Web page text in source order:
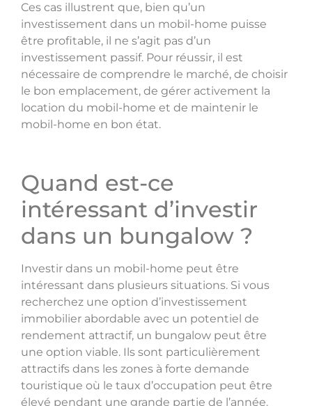
Ces cas illustrent que, bien qu’un
investissement dans un mobil-home puisse
être profitable, il ne s’agit pas d’un
investissement passif. Pour réussir, il est
nécessaire de comprendre le marché, de choisir
le bon emplacement, de gérer activement la
location du mobil-home et de maintenir le
mobil-home en bon état.
Quand est-ce
intéressant d’investir
dans un bungalow ?
Investir dans un mobil-home peut être
intéressant dans plusieurs situations. Si vous
recherchez une option d’investissement
immobilier abordable avec un potentiel de
rendement attractif, un bungalow peut être
une option viable. Ils sont particulièrement
attractifs dans les zones à forte demande
touristique où le taux d’occupation peut être
élevé pendant une grande partie de l’année.